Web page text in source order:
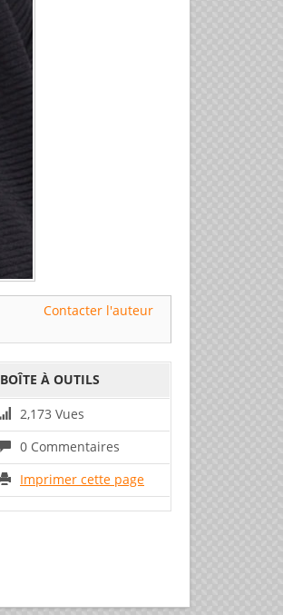
Contacter l'auteur
BOÎTE À OUTILS
2,173 Vues
0 Commentaires
Imprimer cette page